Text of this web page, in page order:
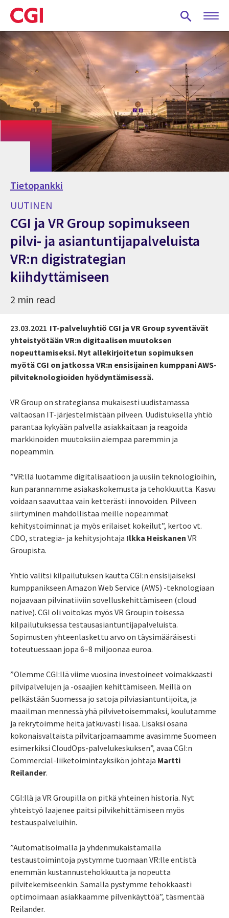
Skip
to
main
content
Tietopankki
UUTINEN
CGI ja VR Group sopimukseen
pilvi- ja asiantuntijapalveluista
VR:n digistrategian
kiihdyttämiseen
2 min read
23.03.2021 IT-palveluyhtiö CGI ja VR Group syventävät
yhteistyötään VR:n digitaalisen muutoksen
nopeuttamiseksi. Nyt allekirjoitetun sopimuksen
myötä CGI on jatkossa VR:n ensisijainen kumppani AWS-
pilviteknologioiden hyödyntämisessä.
VR Group on strategiansa mukaisesti uudistamassa
valtaosan IT-järjestelmistään pilveen. Uudistuksella yhtiö
parantaa kykyään palvella asiakkaitaan ja reagoida
markkinoiden muutoksiin aiempaa paremmin ja
nopeammin.
”VR:llä luotamme digitalisaatioon ja uusiin teknologioihin,
kun parannamme asiakaskokemusta ja tehokkuutta. Kasvu
voidaan saavuttaa vain ketterästi innovoiden. Pilveen
siirtyminen mahdollistaa meille nopeammat
kehitystoiminnat ja myös erilaiset kokeilut”, kertoo vt.
CDO, strategia- ja kehitysjohtaja Ilkka Heiskanen VR
Groupista.
Yhtiö valitsi kilpailutuksen kautta CGI:n ensisijaiseksi
kumppanikseen Amazon Web Service (AWS) -teknologiaan
nojaavaan pilvinatiiviin sovelluskehittämiseen (cloud
native). CGI oli voitokas myös VR Groupin toisessa
kilpailutuksessa testausasiantuntijapalveluista.
Sopimusten yhteenlaskettu arvo on täysimääräisesti
toteutuessaan jopa 6–8 miljoonaa euroa.
”Olemme CGI:llä viime vuosina investoineet voimakkaasti
pilvipalvelujen ja -osaajien kehittämiseen. Meillä on
pelkästään Suomessa jo satoja pilviasiantuntijoita, ja
maailman mennessä yhä pilvivetoisemmaksi, koulutamme
ja rekrytoimme heitä jatkuvasti lisää. Lisäksi osana
kokonaisvaltaista pilvitarjoamaamme avasimme Suomeen
esimerkiksi CloudOps-palvelukeskuksen”, avaa CGI:n
Commercial-liiketoimintayksikön johtaja Martti
Reilander.
CGI:llä ja VR Groupilla on pitkä yhteinen historia. Nyt
yhteistyö laajenee paitsi pilvikehittämiseen myös
testauspalveluihin.
”Automatisoimalla ja yhdenmukaistamalla
testaustoimintoja pystymme tuomaan VR:lle entistä
enemmän kustannustehokkuutta ja nopeutta
pilvitekemiseenkin. Samalla pystymme tehokkaasti
optimoimaan asiakkaamme pilvenkäyttöä”, täsmentää
Reilander.